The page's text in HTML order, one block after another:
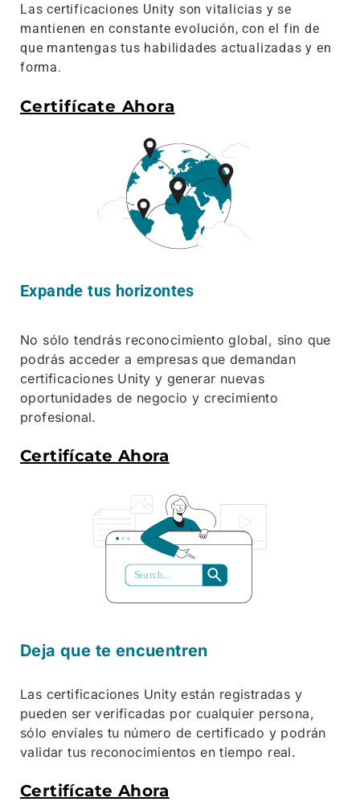
Las certificaciones Unity son vitalicias y se
mantienen en constante evolución, con el fin de
que mantengas tus habilidades actualizadas y en
forma.
Certifícate Ahora
Expande tus horizontes
No sólo tendrás reconocimiento global, sino que
podrás acceder a empresas que demandan
certificaciones Unity y generar nuevas
oportunidades de negocio y crecimiento
profesional.
Certifícate Ahora
Search...
Deja que te encuentren
Las certificaciones Unity están registradas y
pueden ser verificadas por cualquier persona,
sólo envíales tu número de certificado y podrán
validar tus reconocimientos en tiempo real.
Certifícate Ahora